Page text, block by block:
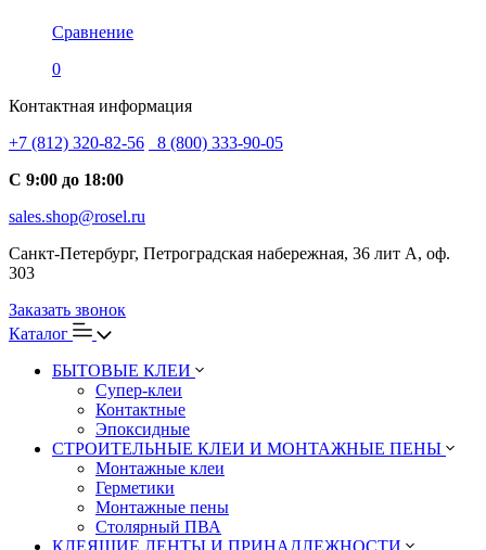
Сравнение
0
Контактная информация
+7 (812) 320-82-56
8 (800) 333-90-05
С 9:00 до 18:00
sales.shop@rosel.ru
Санкт-Петербург, Петроградская набережная, 36 лит А, оф.
303
Заказать звонок
Каталог
БЫТОВЫЕ КЛЕИ
Супер-клеи
Контактные
Эпоксидные
СТРОИТЕЛЬНЫЕ КЛЕИ И МОНТАЖНЫЕ ПЕНЫ
Монтажные клеи
Герметики
Монтажные пены
Столярный ПВА